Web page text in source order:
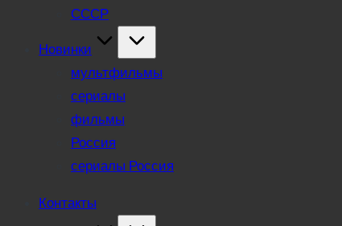
СССР
Новинки
мультфильмы
сериалы
фильмы
Россия
сериалы Россия
Контакты